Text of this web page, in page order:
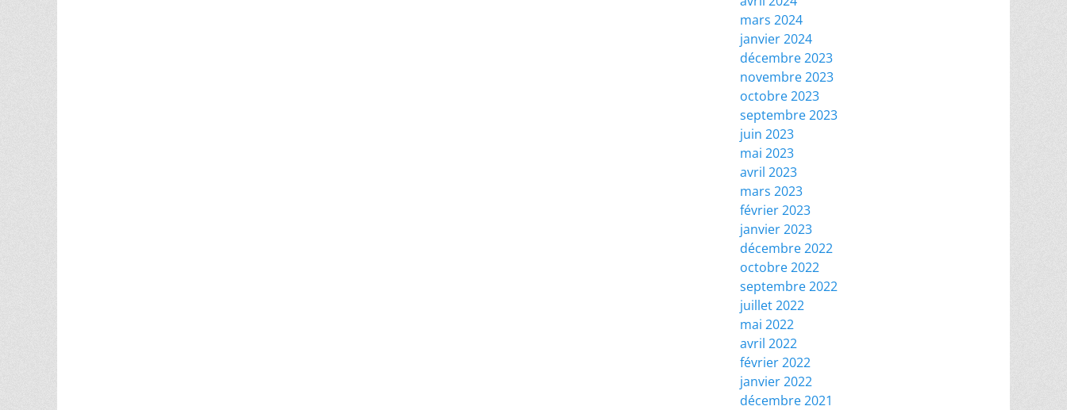
mars 2024
janvier 2024
décembre 2023
novembre 2023
octobre 2023
septembre 2023
juin 2023
mai 2023
avril 2023
mars 2023
février 2023
janvier 2023
décembre 2022
octobre 2022
septembre 2022
juillet 2022
mai 2022
avril 2022
février 2022
janvier 2022
décembre 2021